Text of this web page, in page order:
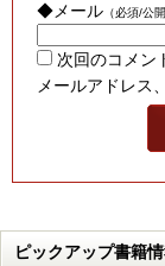
◆メール （必須/公
次回のコメン
メールアドレス
ピックアップ書籍